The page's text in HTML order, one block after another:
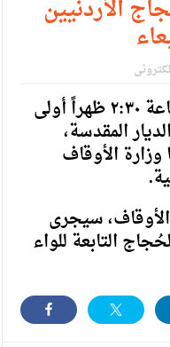
الأردنيين
انجاز- تنطلق غداً الأربعاء الساعة ٢:٣٠ ظهراً أولى
المقدسة،
الأوقاف
سيجرى
التابعة للواء